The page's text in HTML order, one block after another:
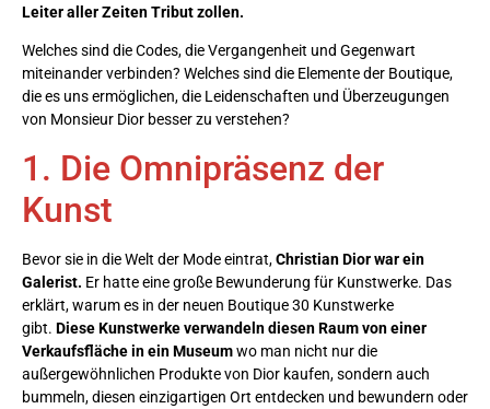
Leiter aller Zeiten Tribut zollen.
Welches sind die Codes, die Vergangenheit und Gegenwart
miteinander verbinden? Welches sind die Elemente der Boutique,
die es uns ermöglichen, die Leidenschaften und Überzeugungen
von Monsieur Dior besser zu verstehen?
1. Die Omnipräsenz der
Kunst
Bevor sie in die Welt der Mode eintrat,Christian Dior war ein
Galerist. Er hatte eine große Bewunderung für Kunstwerke. Das
erklärt, warum es in der neuen Boutique 30 Kunstwerke
gibt. Diese Kunstwerke verwandeln diesen Raum von einer
Verkaufsfläche in ein Museumwo man nicht nur die
außergewöhnlichen Produkte von Dior kaufen, sondern auch
bummeln, diesen einzigartigen Ort entdecken und bewundern oder